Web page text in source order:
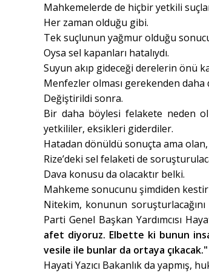
Mahkemelerde de hiçbir yetkili
Her zaman olduğu gibi.
Tek suçlunun yağmur olduğu
Oysa sel kapanları hatalıydı.
Suyun akıp gideceği derelerin önü
Menfezler olması gerekenden
Değiştirildi sonra.
Bir daha böylesi felakete neden
yetkililer, eksikleri giderdiler.
Hatadan dönüldü sonuçta ama
Rize’deki sel felaketi de
Dava konusu da olacaktır belki.
Mahkeme sonucunu şimdiden
Nitekim, konunun
Parti Genel Başkan Yardımcısı
afet diyoruz. Elbette ki bunun
vesile ile bunlar da ortaya çıkacak."
Hayati Yazıcı Bakanlık da yapmış,